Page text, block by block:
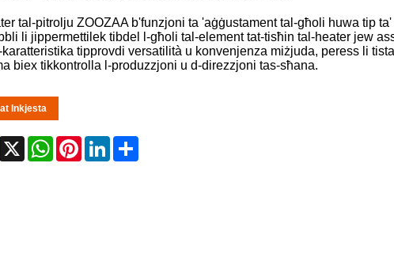
tal-pitrolju ZOOZAA b'funzjoni ta 'aġġustament tal-għoli huwa tip
li jippermettilek tibdel l-għoli tal-element tat-tisħin tal-heater jew
karatteristika tipprovdi versatilità u konvenjenza miżjuda, peress li
biex tikkontrolla l-produzzjoni u d-direzzjoni tas-sħana.
Inkjesta
Facebook
X WhatsApp
PinterestLinkedIn